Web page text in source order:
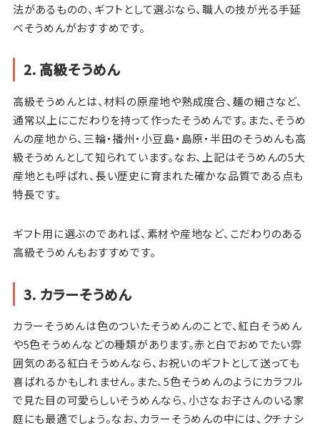
法があるものの、ギフトとして選ぶなら、職人の技が光る手延
べそうめんがおすすめです。
2. 高級そうめん
高級そうめんとは、材料の原産地や熟成度合、麺の細さなど、
通常以上にこだわりを持って作ったそうめんです。また、そうめ
んの産地から、三輪・播州・小豆島・島原・半田のそうめんも高
級そうめんとして知られています。なお、上記はそうめんの5大
産地とも呼ばれ、長い歴史に育まれた確かな品質である点も
特長です。
ギフト用に選ぶのであれば、素材や産地など、こだわりのある
高級そうめんもおすすめです。
3. カラーそうめん
カラーそうめんは色のついたそうめんのことで、紅白そうめん
や5色そうめんなどの種類があります。赤と白でおめでたい雰
囲気のある紅白そうめんなら、お祝いのギフトとして送っても
喜ばれるかもしれません。また、5色そうめんのようにカラフル
で見た目の可愛らしいそうめんなら、小さなお子さんのいる家
庭にも最適でしょう。なお、カラーそうめんの中には、クチナシ